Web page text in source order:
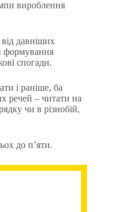
вироблення
давніших
формування
спогади.
і раніше, ба
речей – читати на
чи в різнобій,
до п’яти.